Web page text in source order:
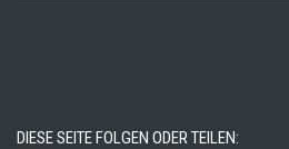
DIESE SEITE FOLGEN ODER TEILEN: